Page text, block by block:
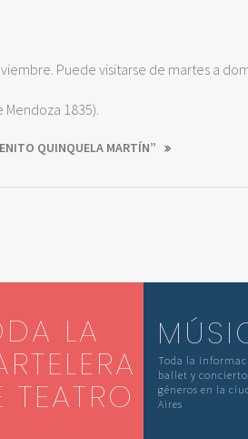
Puede visitarse de martes a
1835).
QUINQUELA MARTÍN”
LA
TEATRO
Toda la
ballet y
géneros en la
Aires